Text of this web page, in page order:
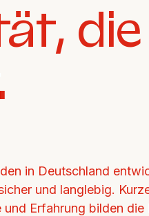
die
in Deutschland
und langlebig.
Erfahrung bilden die